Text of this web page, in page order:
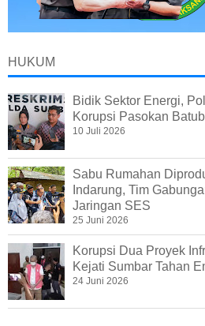
HUKUM
Bidik Sektor Energi,
Korupsi Pasokan
10 Juli 2026
Sabu Rumahan
Indarung, Tim
Jaringan SES
25 Juni 2026
Korupsi Dua Proyek
Kejati Sumbar Tahan
24 Juni 2026